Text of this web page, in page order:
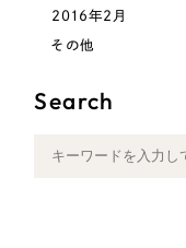
2016年2月
その他
Search